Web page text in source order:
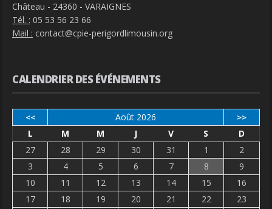
Château - 24360 - VARAIGNES
Tél. : 05 53 56 23 66
Mail : contact@cpie-perigordlimousin.org
CALENDRIER DES ÉVÉNEMENTS
<< Août 2026 >>
L M M J V S
D
27
28 29 30 31 1
2
3
4 5 6 7 8
9
10
11 12 13 14 15
16
17
18 19 20 21 22
23